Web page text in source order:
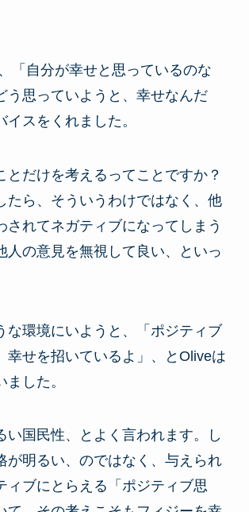
「自分が幸せと思っているのな
う思っていようと、幸せなんだ
イスをくれました。
とだけを考えるってことですか？
たら、そういうわけではなく、他
されてネガティブになってしまう
人の意見を無視して良い、といっ
な環境にいようと、「ポジティブ
幸せを招いているよ」、とOliveは
した。
い国民性、とよく言われます。し
が明るい、のではなく、与えられ
ィブにとらえる「ポジティブ思